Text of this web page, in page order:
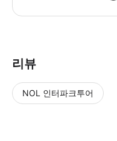
리뷰
NOL 인터파크투어